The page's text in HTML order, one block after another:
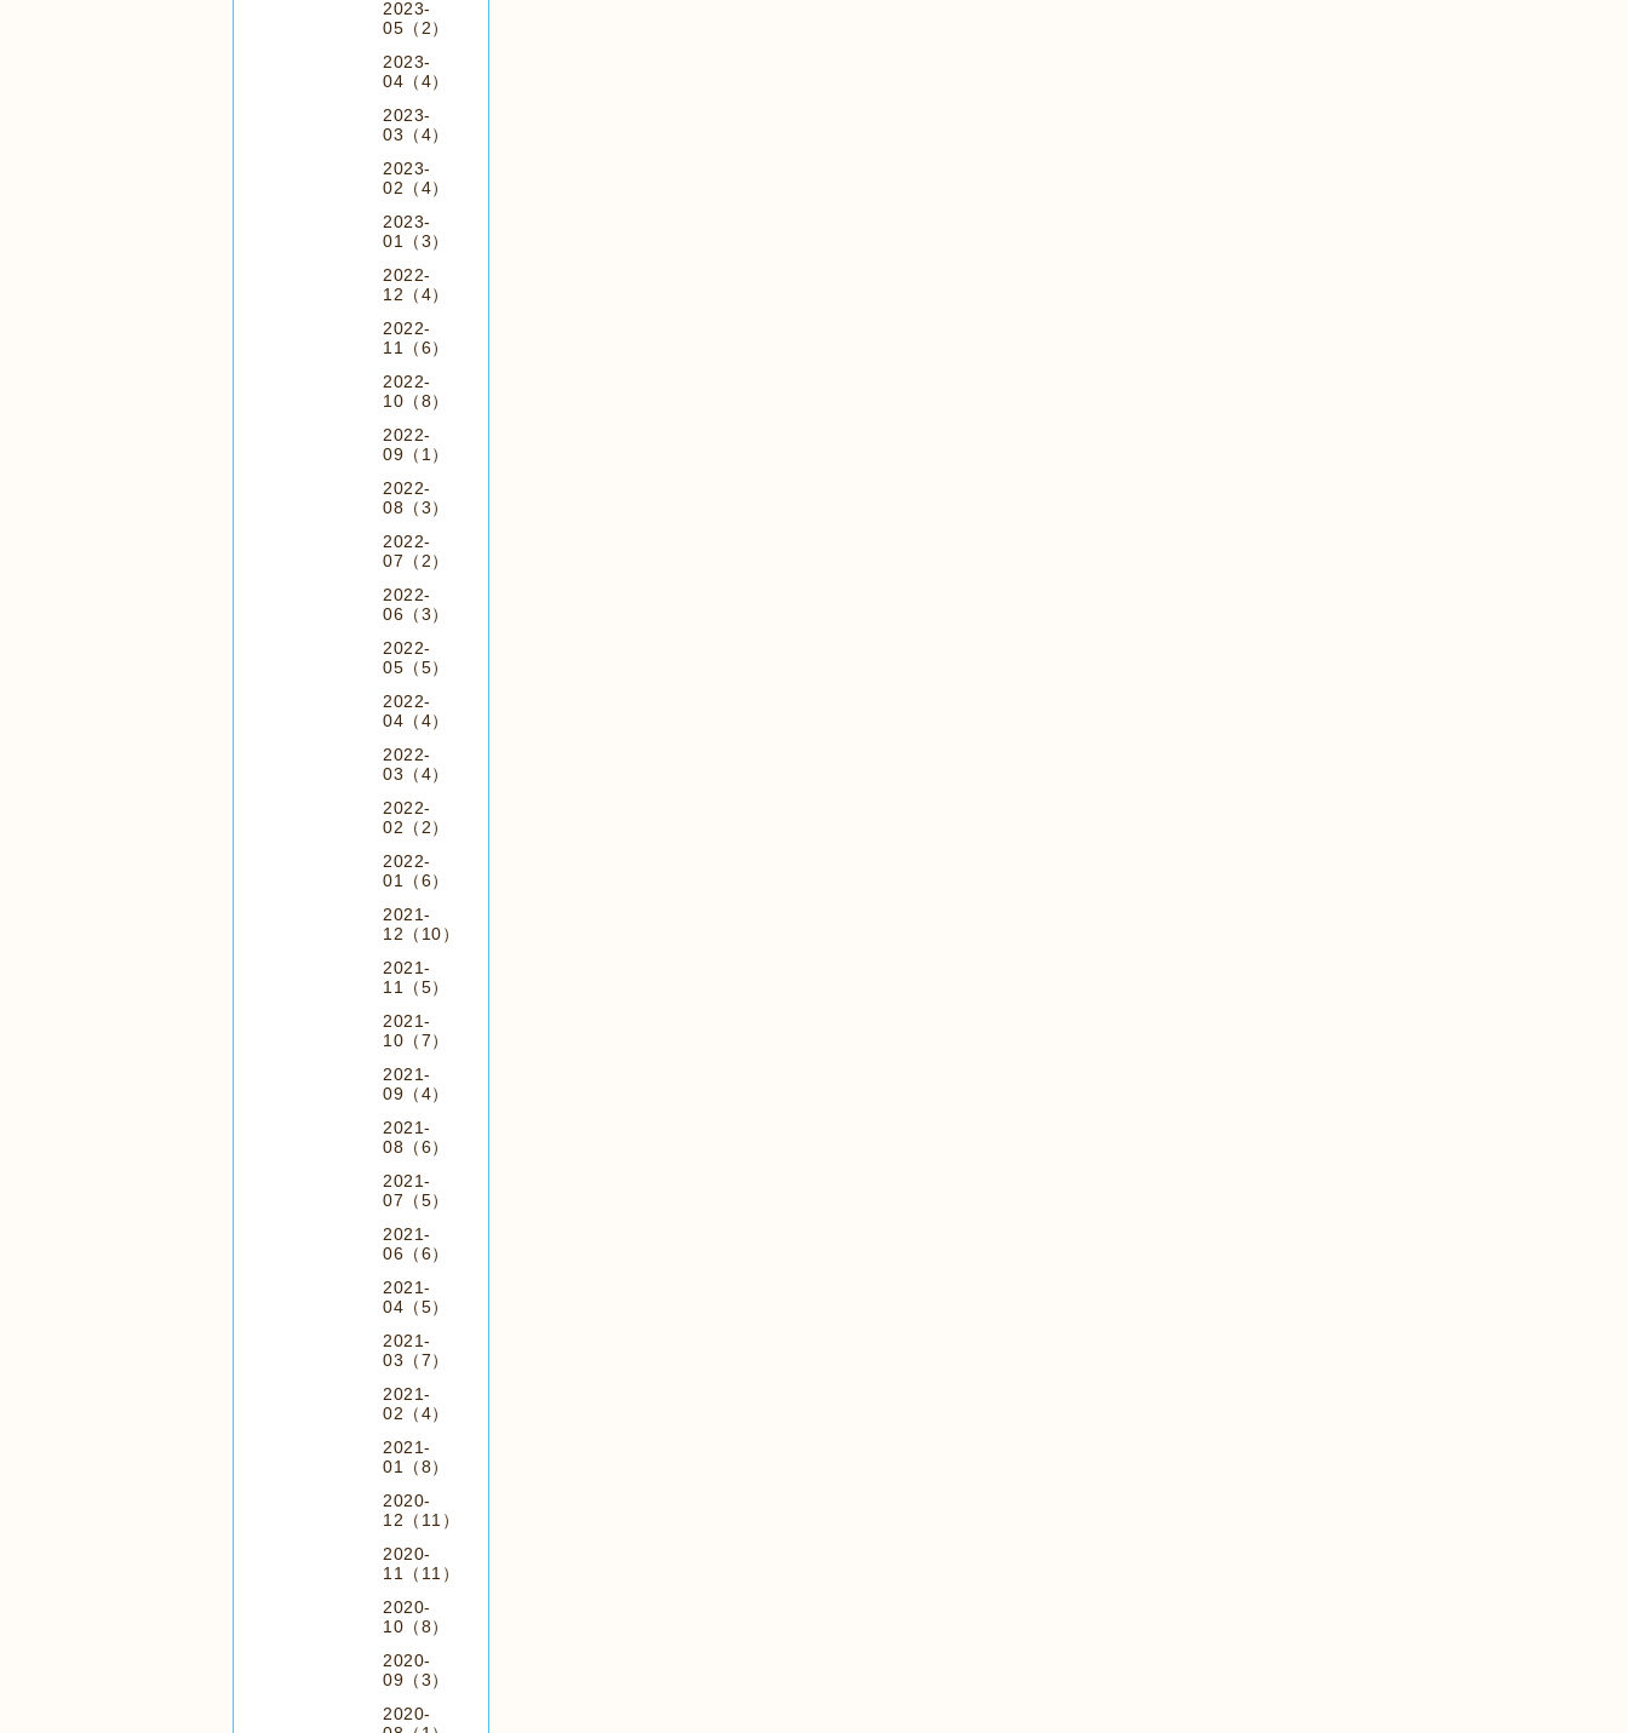
2023-
05（2）
2023-
04（4）
2023-
03（4）
2023-
02（4）
2023-
01（3）
2022-
12（4）
2022-
11（6）
2022-
10（8）
2022-
09（1）
2022-
08（3）
2022-
07（2）
2022-
06（3）
2022-
05（5）
2022-
04（4）
2022-
03（4）
2022-
02（2）
2022-
01（6）
2021-
12（10）
2021-
11（5）
2021-
10（7）
2021-
09（4）
2021-
08（6）
2021-
07（5）
2021-
06（6）
2021-
04（5）
2021-
03（7）
2021-
02（4）
2021-
01（8）
2020-
12（11）
2020-
11（11）
2020-
10（8）
2020-
09（3）
2020-